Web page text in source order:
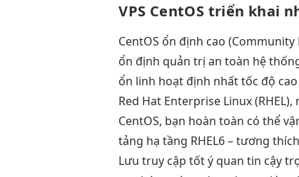
VPS CentOS triển khai
CentOS ổn định cao
ổn định quản trịan toàn hệ
ổn linh hoạt định nhấttốc độ cao
Red Hat Enterprise Linux
CentOS, bạn hoàn toàn có thể
tảng hạ tầng RHEL6 – tương
Lưutruy cập tốtý quantin cậy